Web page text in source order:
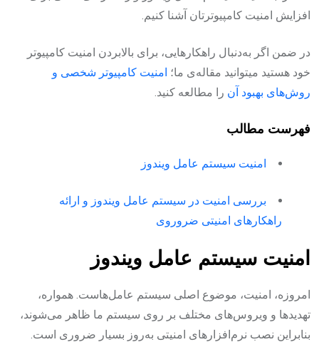
افزایش امنیت کامپیوترتان آشنا کنیم.
در ضمن اگر به‌دنبال راهکارهایی، برای بالابردن امنیت کامپیوتر
خود هستید میتوانید مقاله‌ی ما؛ امنیت کامپیوتر شخصی و
روش‌های بهبود آن را مطالعه کنید.
فهرست مطالب
امنیت سیستم عامل ویندوز
بررسی امنیت در سیستم عامل ویندوز و ارائه
راهکارهای امنیتی ضروروی
امنیت سیستم عامل ویندوز
امروزه، امنیت، موضوع اصلی سیستم عامل‌هاست. همواره،
تهدیدها و ویروس‌های مختلف بر روی سیستم ما ظاهر می‌شوند،
بنابراین نصب نرم‌افزارهای امنیتی به‌روز بسیار ضروری است.